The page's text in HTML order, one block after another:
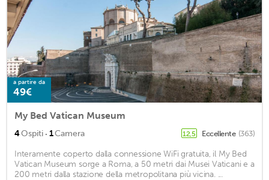
a partire da
49€
My Bed Vatican Museum
4Ospiti · 1Camera 12,5 Eccellente (363)
Interamente coperto dalla connessione WiFi gratuita, il My Bed
Vatican Museum sorge a Roma, a 50 metri dai Musei Vaticani e a
200 metri dalla stazione della metropolitana più vicina. ...